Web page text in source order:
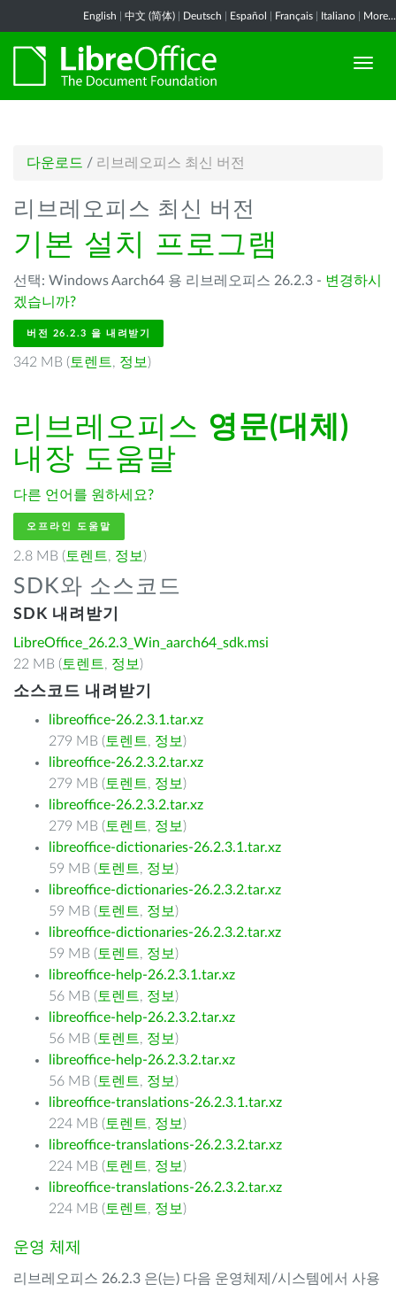
English 中文 (简体) Deutsch Español Français Italiano More...
다운로드 / 리브레오피스 최신 버전
리브레오피스 최신 버전
기본 설치 프로그램
선택: Windows Aarch64 용 리브레오피스 26.2.3 - 변경하시
겠습니까?
버전 26.2.3 을 내려받기
342 MB ( 토렌트, 정보 )
리브레오피스 영문(대체)
내장 도움말
다른 언어를 원하세요?
오프라인 도움말
2.8 MB ( 토렌트, 정보 )
SDK와 소스코드
SDK 내려받기
LibreOffice_26.2.3_Win_aarch64_sdk.msi
22 MB ( 토렌트, 정보 )
소스코드 내려받기
libreoffice-26.2.3.1.tar.xz
279 MB ( 토렌트, 정보 )
libreoffice-26.2.3.2.tar.xz
279 MB ( 토렌트, 정보 )
libreoffice-26.2.3.2.tar.xz
279 MB ( 토렌트, 정보 )
libreoffice-dictionaries-26.2.3.1.tar.xz
59 MB ( 토렌트, 정보 )
libreoffice-dictionaries-26.2.3.2.tar.xz
59 MB ( 토렌트, 정보 )
libreoffice-dictionaries-26.2.3.2.tar.xz
59 MB ( 토렌트, 정보 )
libreoffice-help-26.2.3.1.tar.xz
56 MB ( 토렌트, 정보 )
libreoffice-help-26.2.3.2.tar.xz
56 MB ( 토렌트, 정보 )
libreoffice-help-26.2.3.2.tar.xz
56 MB ( 토렌트, 정보 )
libreoffice-translations-26.2.3.1.tar.xz
224 MB ( 토렌트, 정보 )
libreoffice-translations-26.2.3.2.tar.xz
224 MB ( 토렌트, 정보 )
libreoffice-translations-26.2.3.2.tar.xz
224 MB ( 토렌트, 정보 )
운영 체제
리브레오피스 26.2.3 은(는) 다음 운영체제/시스템에서 사용